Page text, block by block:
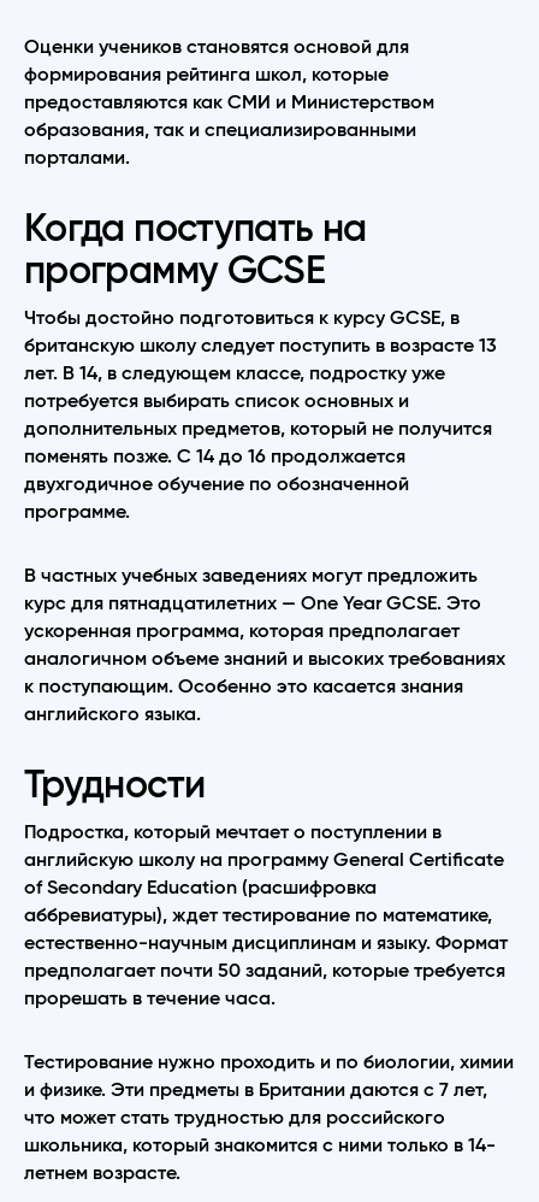
Оценки учеников становятся основой для
формирования рейтинга школ, которые
предоставляются как СМИ и Министерством
образования, так и специализированными
порталами.
Когда поступать на
программу GCSE
Чтобы достойно подготовиться к курсу GCSE, в
британскую школу следует поступить в возрасте 13
лет. В 14, в следующем классе, подростку уже
потребуется выбирать список основных и
дополнительных предметов, который не получится
поменять позже. С 14 до 16 продолжается
двухгодичное обучение по обозначенной
программе.
В частных учебных заведениях могут предложить
курс для пятнадцатилетних — One Year GCSE. Это
ускоренная программа, которая предполагает
аналогичном объеме знаний и высоких требованиях
к поступающим. Особенно это касается знания
английского языка.
Трудности
Подростка, который мечтает о поступлении в
английскую школу на программу General Certificate
of Secondary Education (расшифровка
аббревиатуры), ждет тестирование по математике,
естественно-научным дисциплинам и языку. Формат
предполагает почти 50 заданий, которые требуется
прорешать в течение часа.
Тестирование нужно проходить и по биологии, химии
и физике. Эти предметы в Британии даются с 7 лет,
что может стать трудностью для российского
школьника, который знакомится с ними только в 14-
летнем возрасте.